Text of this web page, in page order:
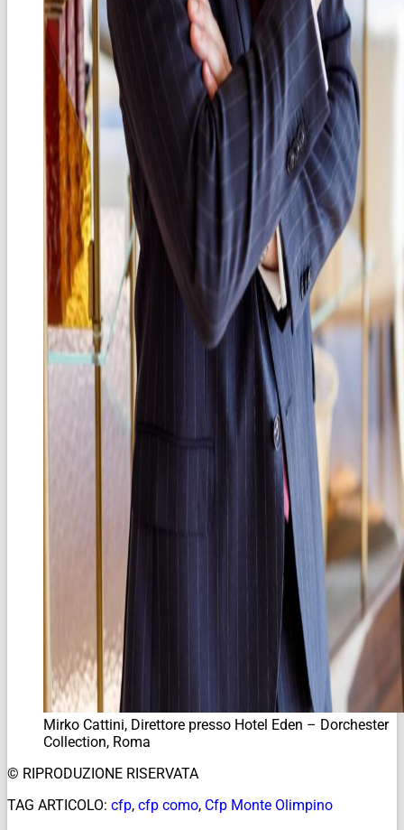
Mirko Cattini, Direttore presso Hotel Eden – Dorchester
Collection, Roma
© RIPRODUZIONE RISERVATA
TAG ARTICOLO: cfp, cfp como, Cfp Monte Olimpino